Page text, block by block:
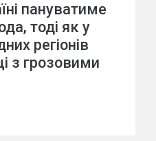
пануватиме
тоді як у
регіонів
з грозовими